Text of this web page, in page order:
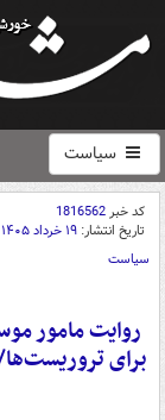
سیاست
کد خبر1816562
تاریخ انتشار: ۱۹ خرداد ۱۴۰۵ - ۱۰:۰۵
سیاست
برای